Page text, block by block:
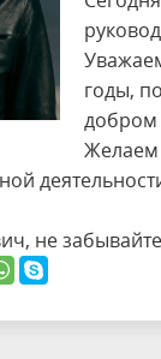
годы,
добром
Желаем
не